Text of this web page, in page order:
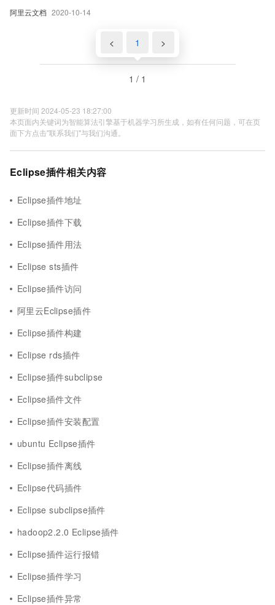
阿里云文档 2020-10-14
< 1 >
1 / 1
更新时间 2024-05-23 18:27:00
本页面内关键词为智能算法引擎基于机器学习所生成，如有任何问题，可在页
面下方点击"联系我们"与我们沟通。
Eclipse插件相关内容
Eclipse插件地址
Eclipse插件下载
Eclipse插件用法
Eclipse sts插件
Eclipse插件访问
阿里云Eclipse插件
Eclipse插件构建
Eclipse rds插件
Eclipse插件subclipse
Eclipse插件文件
Eclipse插件安装配置
ubuntu Eclipse插件
Eclipse插件离线
Eclipse代码插件
Eclipse subclipse插件
hadoop2.2.0 Eclipse插件
Eclipse插件运行报错
Eclipse插件学习
Eclipse插件异常